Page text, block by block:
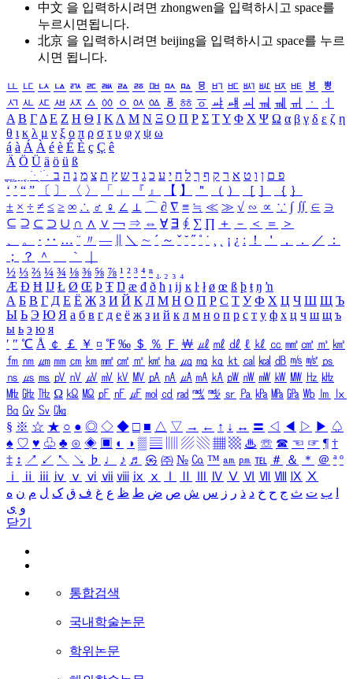
中文 을 입력하시려면 zhongwen을 입력하시고 space를
누르시면됩니다.
北京 을 입력하시려면 beijing을 입력하시고 space를 누르
시면 됩니다.
ㅥ ㅦ ㅧ ㅨ ㅩ ㅪ ㅫ ㅬ ㅭ ㅮ ㅯ ㅰ ㅱ ㅲ ㅳ ㅴ ㅵ ㅶ ㅷ ㅸ
ㅹ
ㅺ ㅻ ㅼ ㅽ ㅾ ㅿ ㆀ ㆁ ㆂ ㆃ ㆄ ㆅ ㆆ ㆇ ㆈ ㆉ ㆊ ㆋ ㆌ ㆍ
ㆎ
Α Β ΓΔ Ε Ζ Η Θ Ι ΚΛ Μ Ν Ξ Ο Π Ρ Σ ΤΥ Φ Χ Ψ Ω α β γ δ ε ζ η
θ ι κ λ μ ν ξ ο π ρ σ τ υ φ χ ψ ω
á à Á À é è É È ç Ç ê
Ä Ö Ü ä ö ü ß
ִֶֹ ֻּ ׁׂ פ ם ן ו ט א ר ק ף ך ל ח י ע כ ג ד ש ץ ת צ מ נ ה ב
‘ ’ “ ” 〔 〕 〈 〉 「 」 『 』 【 】 ＂ （ ） ［ ］ ｛ ｝
± × ÷ ≠ ≤ ≥ ∞ ∴ ♂ ♀ ∠ ⊥ ⌒ ∂ ∇ ≡ ≒ ≪ ≫ √ ∽ ∝ ∵ ∫ ∬ ∈ ∋
⊆ ⊇ ⊂ ⊃ ∪ ∩ ∧ ∨ ￢ ⇒ ⇔ ∀ ∃ ∮ ∑ ∏ ＋ － ＜ ＝
＞
、
。 · ‥ … ¨ 〃 ― ＼ ∼ ´ ～ ˇ ˘ ˝ ˚ ˙ ¸ ¡ ¿ ː ！ ＇ ， ． ／
：
；
？ ＾ ｀
½ ⅓ ⅔ ¼ ¾ ⅛ ⅜ ⅝ ⅞ ¹ ² ³ ⁴ ⁿ ₁ ₂ ₃ ₄
Æ Ð Ħ Ĳ Ł Ø Œ Þ Ŧ Ŋ æ đ ð ħ ı ĳ ĸ ŀ ł ø œ ß þ ŧ ŋ ŉ
А Б В Г Д Е Ё Ж З И Й К Л М Н О П Р С Т У Ф Х Ц Ч Ш Щ Ъ
Ы Ь Э Ю Я а б в г д е ё ж з и й к л м н о п р с т у ф х ц ч ш щ ъ
ы ь э ю я
′ ″ ℃ Å ￠ ￡ ￥ ¤ ℉ ‰ ＄ ％ Ｆ ￦ ㎕ ㎖ ㎗ ℓ ㎘ ㏄ ㎣ ㎤ ㎥ ㎦
㎙ ㎚ ㎛ ㎜ ㎝ ㎞ ㎟ ㎠ ㎡ ㎢ ㏊ ㎍ ㎎ ㎏ ㏏ ㎈ ㎉ ㏈ ㎧ ㎨ ㎰
㎱ ㎲ ㎳ ㎴ ㎵ ㎶ ㎷ ㎸ ㎹ ㎀ ㎁ ㎂ ㎃ ㎄ ㎺ ㎻ ㎽ ㎾ ㎿ ㎐ ㎑
㎒ ㎓ ㎔ Ω ㏀ ㏁ ㎊ ㎋ ㎌ ㏖ ㏅ ㎭ ㎮ ㎯ ㏛ ㎩ ㎪ ㎫ ㎬ ㏝ ㏐
㏓
㏃ ㏉ ㏜ ㏆
§ ※ ☆ ★ ○ ● ◎ ◇ ◆ □ ■ △ ▽ → ← ↑ ↓ ↔ 〓 ◁ ◀ ▷ ▶ ♤
♠ ♡ ♥ ♧ ♣ ⊙ ◈ ▣ ◐ ◑ ▒ ▤ ▨ ▧ ▦ ▩ ♨ ☏ ☎ ☜ ☞ ¶ †
‡ ↕ ↗ ↙ ↖ ↘ ♭ ♩ ♪ ♬ ㉿ ㈜ № ㏇ ™ ㏂ ㏘ ℡ ＃ ＆ ＊ ＠ ª º
ⅰ
ⅱ ⅲ ⅳ ⅴ ⅵ ⅶ ⅷ ⅸ ⅹ Ⅳ Ⅴ Ⅵ Ⅶ Ⅷ Ⅸ Ⅹ
ب ت ث ج ح خ د ذ ر ز س ش ص ض ط ظ ع غ ف ق ک ل م ن ه
و ی
닫기
통합검색
국내학술논문
학위논문